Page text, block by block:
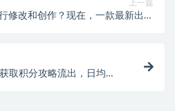
上一篇
修改和创作？现在，一款最新出品
取积分攻略流出，日均千